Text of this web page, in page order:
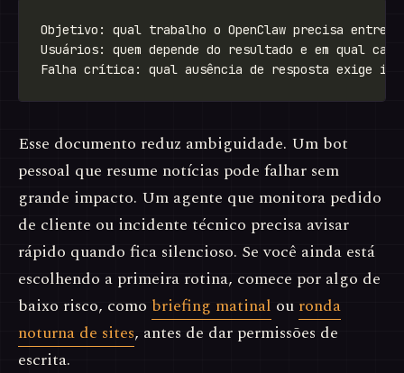
Esse documento reduz ambiguidade. Um bot
pessoal que resume notícias pode falhar sem
grande impacto. Um agente que monitora pedido
de cliente ou incidente técnico precisa avisar
rápido quando fica silencioso. Se você ainda está
escolhendo a primeira rotina, comece por algo de
baixo risco, como briefing matinal ou ronda
noturna de sites, antes de dar permissões de
escrita.